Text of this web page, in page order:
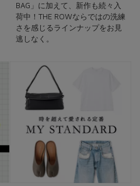
BAG」に加えて、新作も続々入
荷中！THE ROWならではの洗練
さを感じるラインナップをお見
逃しなく。